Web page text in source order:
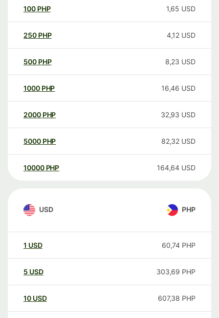
100 PHP 1,65 USD
250 PHP 4,12 USD
500 PHP 8,23 USD
1000 PHP 16,46 USD
2000 PHP 32,93 USD
5000 PHP 82,32 USD
10000 PHP 164,64 USD
USD PHP
1 USD 60,74 PHP
5 USD 303,69 PHP
10 USD 607,38 PHP